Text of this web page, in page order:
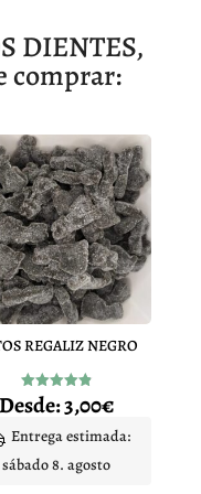
DIENTES,
comprar:
REGALIZ NEGRO
Valorado
con
de 5
Desde:3,00€
Entrega estimada:
sábado 8. agosto